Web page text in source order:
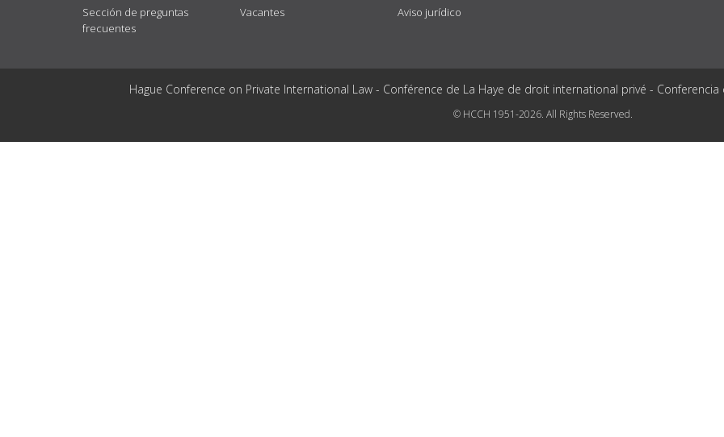
Sección de preguntas
frecuentes
Vacantes
Aviso jurídico
Hague Conference on Private International Law - Conférence de La Haye de droit international privé -
© HCCH 1951-2026. All Rights Reserved.